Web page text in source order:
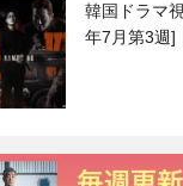
韓国ドラマ
年7月第3週]